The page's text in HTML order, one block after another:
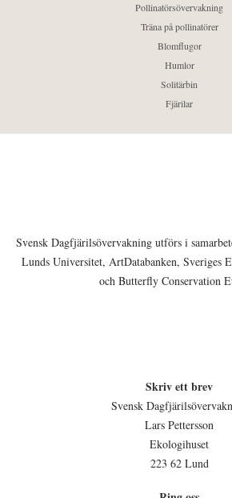
Pollinatörsövervakning
Träna på pollinatörer
Blomflugor
Humlor
Solitärbin
Fjärilar
Svensk Dagfjärilsövervakning utförs i
Lunds Universitet, ArtDatabanken, Sveriges
och Butterfly Conservation
Skriv ett brev
Svensk
Lars Pettersson
Ekologihuset
223 62 Lund